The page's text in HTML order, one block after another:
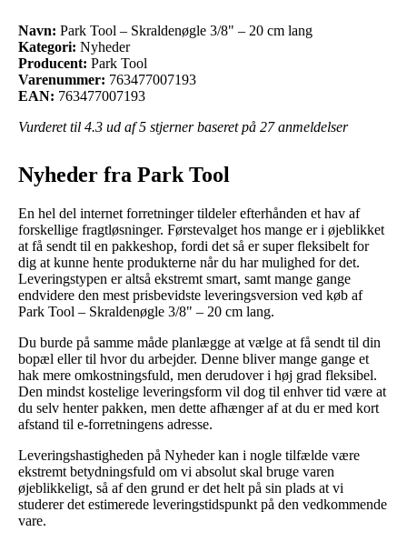
Navn: Park Tool – Skraldenøgle 3/8" – 20 cm lang
Kategori: Nyheder
Producent: Park Tool
Varenummer: 763477007193
EAN: 763477007193
Vurderet til 4.3 ud af 5 stjerner baseret på 27anmeldelser
Nyheder fra Park Tool
En hel del internet forretninger tildeler efterhånden et hav af
forskellige fragtløsninger. Førstevalget hos mange er i øjeblikket
at få sendt til en pakkeshop, fordi det så er super fleksibelt for
dig at kunne hente produkterne når du har mulighed for det.
Leveringstypen er altså ekstremt smart, samt mange gange
endvidere den mest prisbevidste leveringsversion ved køb af
Park Tool – Skraldenøgle 3/8" – 20 cm lang.
Du burde på samme måde planlægge at vælge at få sendt til din
bopæl eller til hvor du arbejder. Denne bliver mange gange et
hak mere omkostningsfuld, men derudover i høj grad fleksibel.
Den mindst kostelige leveringsform vil dog til enhver tid være at
du selv henter pakken, men dette afhænger af at du er med kort
afstand til e-forretningens adresse.
Leveringshastigheden på Nyheder kan i nogle tilfælde være
ekstremt betydningsfuld om vi absolut skal bruge varen
øjeblikkeligt, så af den grund er det helt på sin plads at vi
studerer det estimerede leveringstidspunkt på den vedkommende
vare.